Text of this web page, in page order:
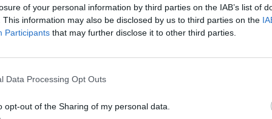
of your personal information by third parties on the IAB’s list of
This information may also be disclosed by us to third parties on the
Participants that may further disclose it to other third parties.
Data Processing Opt Outs
opt-out of the Sharing of my personal data.
físicas para tu hijo!
artes marciales, un método de entrenamiento muy antiguo